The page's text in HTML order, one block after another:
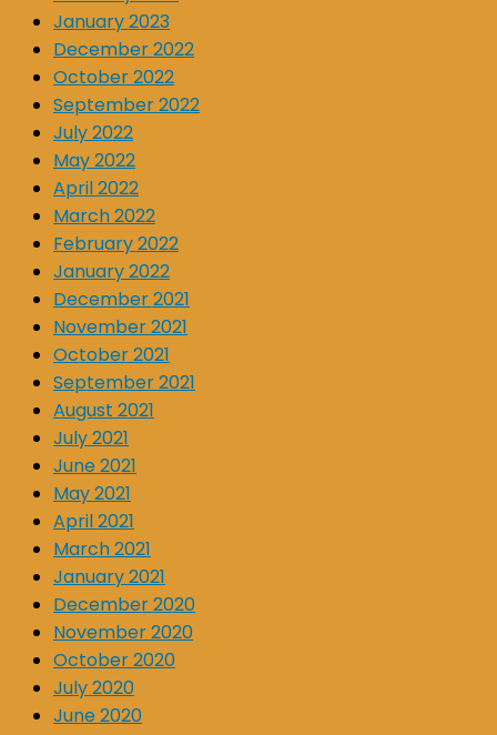
January 2023
December 2022
October 2022
September 2022
July 2022
May 2022
April 2022
March 2022
February 2022
January 2022
December 2021
November 2021
October 2021
September 2021
August 2021
July 2021
June 2021
May 2021
April 2021
March 2021
January 2021
December 2020
November 2020
October 2020
July 2020
June 2020